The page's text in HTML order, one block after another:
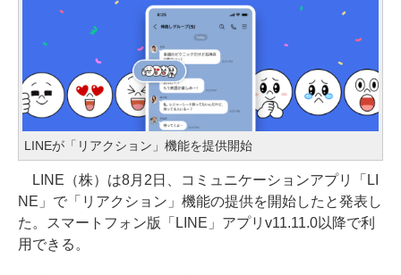
LINEが「リアクション」機能を提供開始
LINE（株）は8月2日、コミュニケーションアプリ「LI
NE」で「リアクション」機能の提供を開始したと発表し
た。スマートフォン版「LINE」アプリv11.11.0以降で利
用できる。